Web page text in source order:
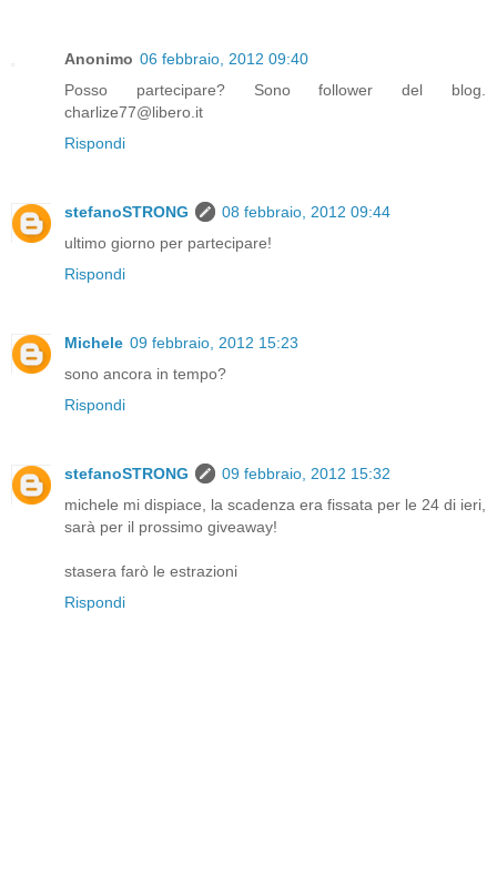
Anonimo 06 febbraio, 2012 09:40
Posso partecipare? Sono follower del blog.
charlize77@libero.it
Rispondi
stefanoSTRONG
08 febbraio, 2012 09:44
ultimo giorno per partecipare!
Rispondi
Michele 09 febbraio, 2012 15:23
sono ancora in tempo?
Rispondi
stefanoSTRONG
09 febbraio, 2012 15:32
michele mi dispiace, la scadenza era fissata per le 24 di ieri,
sarà per il prossimo giveaway!
stasera farò le estrazioni
Rispondi